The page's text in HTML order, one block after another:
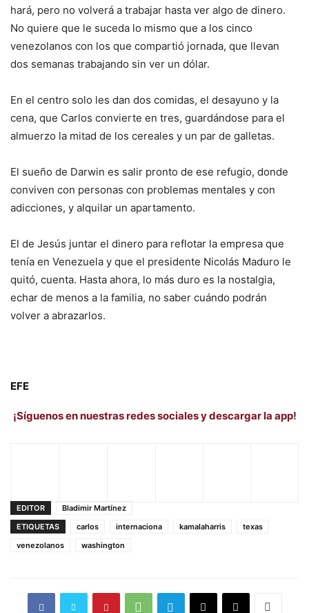
hará, pero no volverá a trabajar hasta ver algo de dinero.
No quiere que le suceda lo mismo que a los cinco
venezolanos con los que compartió jornada, que llevan
dos semanas trabajando sin ver un dólar.
En el centro solo les dan dos comidas, el desayuno y la
cena, que Carlos convierte en tres, guardándose para el
almuerzo la mitad de los cereales y un par de galletas.
El sueño de Darwin es salir pronto de ese refugio, donde
conviven con personas con problemas mentales y con
adicciones, y alquilar un apartamento.
El de Jesús juntar el dinero para reflotar la empresa que
tenía en Venezuela y que el presidente Nicolás Maduro le
quitó, cuenta. Hasta ahora, lo más duro es la nostalgia,
echar de menos a la familia, no saber cuándo podrán
volver a abrazarlos.
EFE
¡Síguenos en nuestras redes sociales y descargar la app!
EDITOR
Bladimir Martínez
ETIQUETAS
carlos internaciona kamalaharris
texas
venezolanos
washington